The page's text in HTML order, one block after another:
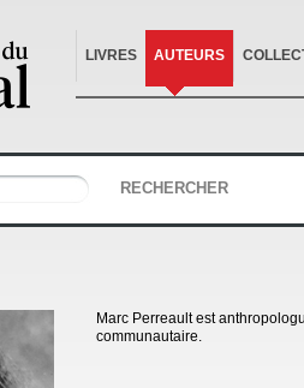
LIVRES AUTEURS
RECHERCHER
Marc Perreault est
communautaire.